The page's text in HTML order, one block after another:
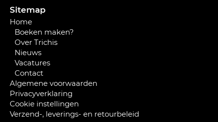
Sitemap
Home
Boeken maken?
Over Trichis
Nieuws
Vacatures
Contact
Algemene voorwaarden
Privacyverklaring
Cookie instellingen
Verzend-, leverings- en retourbeleid